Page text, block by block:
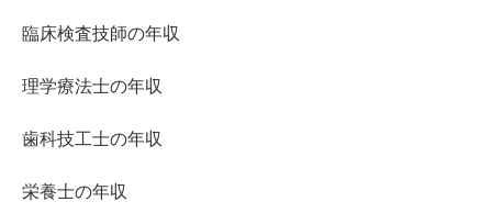
臨床検査技師の年収
理学療法士の年収
歯科技工士の年収
栄養士の年収